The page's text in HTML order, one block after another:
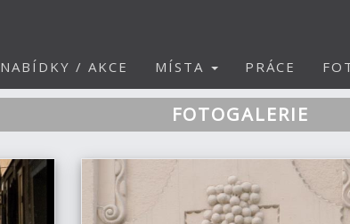
NABÍDKY / AKCE MÍSTA PRÁCE
FOTOGALERIE